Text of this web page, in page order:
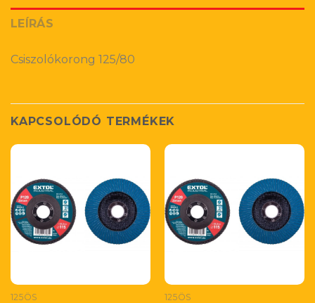
LEÍRÁS
Csiszolókorong 125/80
KAPCSOLÓDÓ TERMÉKEK
125ÖS 125ÖS